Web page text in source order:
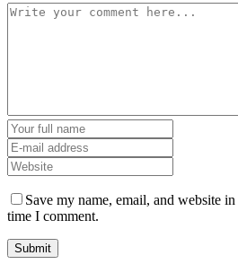
Save my name, email, and website
time I comment.